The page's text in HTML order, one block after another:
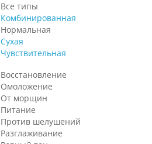
Все типы
Комбинированная
Нормальная
Сухая
Чувствительная
Восстановление
Омоложение
От морщин
Питание
Против шелушений
Разглаживание